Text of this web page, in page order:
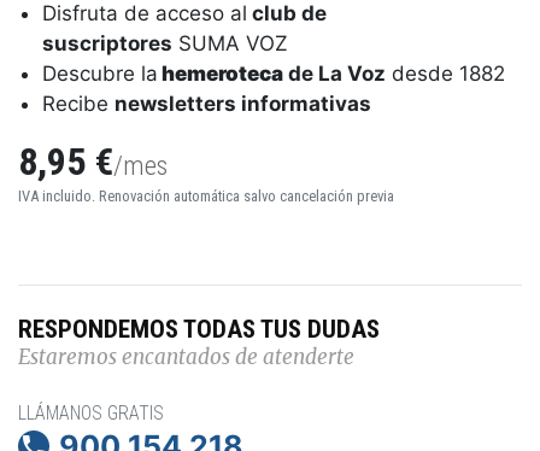
Disfruta de acceso al club de
suscriptores SUMA VOZ
Descubre la hemeroteca de La Voz desde 1882
Recibe newsletters informativas
8,95 €/mes
IVA incluido. Renovación automática salvo cancelación previa
RESPONDEMOS TODAS TUS DUDAS
Estaremos encantados de atenderte
LLÁMANOS GRATIS